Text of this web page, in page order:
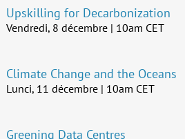
Upskilling for Decarbonization
Vendredi, 8 décembre | 10am CET
Climate Change and the Oceans
Lunci, 11 décembre | 10am CET
Greening Data Centres